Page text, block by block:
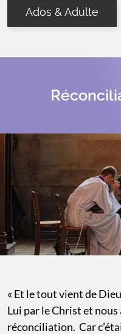
Ados & Adulte
« Et le tout vient de
Lui par le Christ et
réconciliation. Car